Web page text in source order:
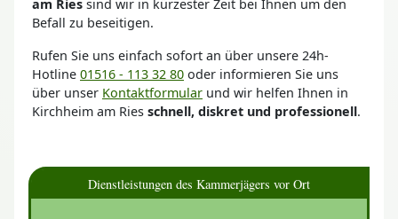
am Ries sind wir in kürzester Zeit bei Ihnen um den
Befall zu beseitigen.
Rufen Sie uns einfach sofort an über unsere 24h-
Hotline 01516 - 113 32 80 oder informieren Sie uns
über unser Kontaktformular und wir helfen Ihnen in
Kirchheim am Ries schnell, diskret und professionell.
Dienstleistungen des Kammerjägers vor Ort